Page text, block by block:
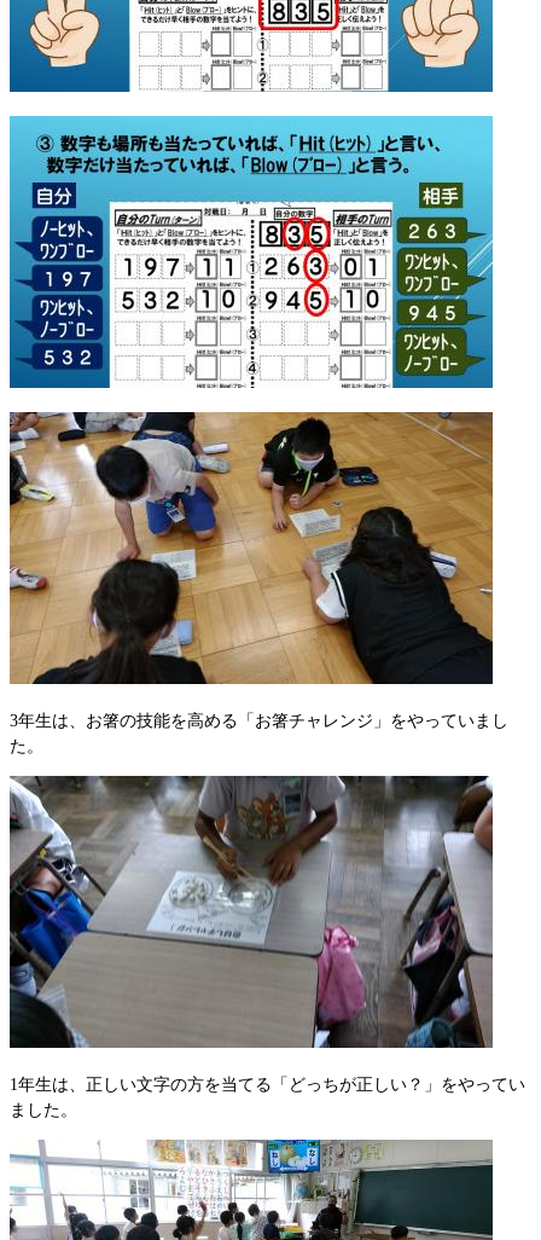
3年生は、お箸の技能を高める「お箸チャレンジ」をやっていまし
た。
1年生は、正しい文字の方を当てる「どっちが正しい？」をやってい
ました。